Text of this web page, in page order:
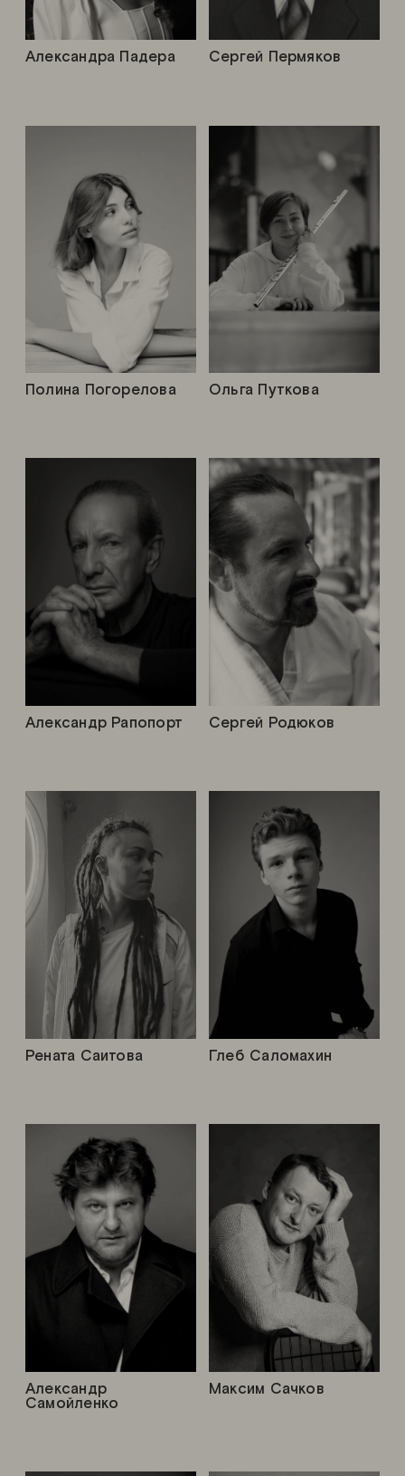
Александр Рапопорт
Рената Саитова
Ольга Путкова
Сергей Пермяков
Сергей Родюков
Александр
Самойленко
Максим Сачков
Александра Падера
Глеб Саломахин
Полина Погорелова